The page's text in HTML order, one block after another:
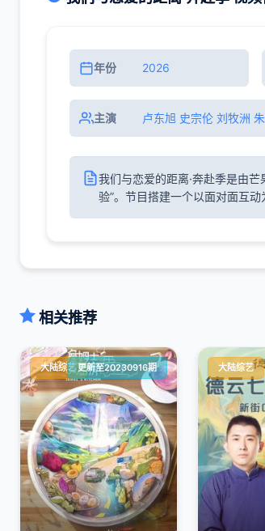
年份 2026
主演 卢东旭 史宗伦 刘牧洲
我们与恋爱的距离·奔赴季是由
验”。节目搭建一个以面对面互动
相关推荐
大陆综艺更新至20230916期 大陆综艺